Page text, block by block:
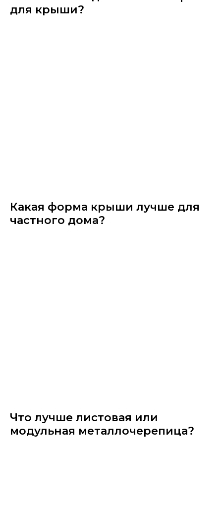
для крыши?
Какая форма крыши лучше для
частного дома?
Что лучше листовая или
модульная металлочерепица?